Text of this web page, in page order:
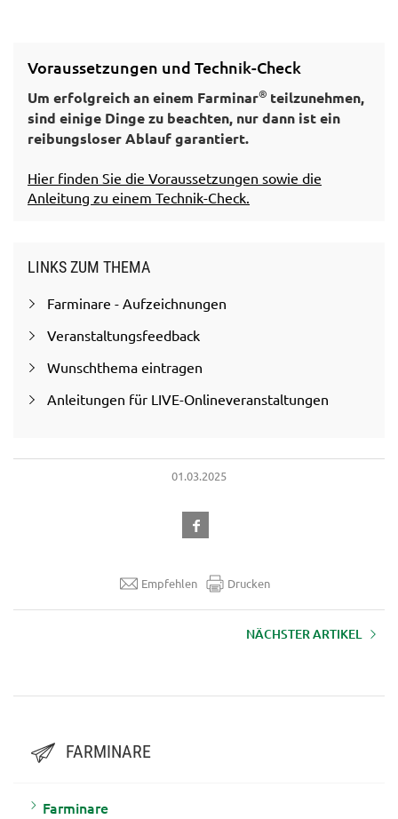
Voraussetzungen und Technik-Check
Um erfolgreich an einem Farminar® teilzunehmen,
sind einige Dinge zu beachten, nur dann ist ein
reibungsloser Ablauf garantiert.
Hier finden Sie die Voraussetzungen sowie die
Anleitung zu einem Technik-Check.
LINKS ZUM THEMA
Farminare - Aufzeichnungen
Veranstaltungsfeedback
Wunschthema eintragen
Anleitungen für LIVE-Onlineveranstaltungen
01.03.2025
Empfehlen Drucken
NÄCHSTER ARTIKEL
FARMINARE
Farminare